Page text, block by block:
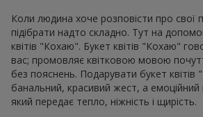
Коли людина хоче розповісти про свої
підібрати надто складно. Тут на
квітів "Кохаю". Букет квітів "Кохаю"
вас; промовляє квітковою мовою
без пояснень. Подарувати букет
банальний, красивий жест, а емоційний
який передає тепло, ніжність і щирість.